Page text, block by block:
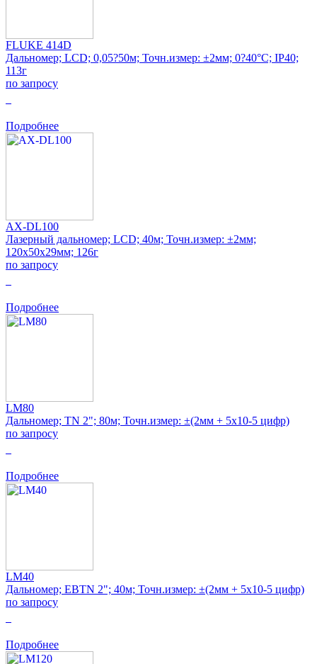
FLUKE 414D
Дальномер; LCD; 0,05?50м; Точн.измер: ±2мм; 0?40°C; IP40;
113г
по запросу
Подробнее
AX-DL100
Лазерный дальномер; LCD; 40м; Точн.измер: ±2мм;
120x50x29мм; 126г
по запросу
Подробнее
LM80
Дальномер; TN 2"; 80м; Точн.измер: ±(2мм + 5x10-5 цифр)
по запросу
Подробнее
LM40
Дальномер; EBTN 2"; 40м; Точн.измер: ±(2мм + 5x10-5 цифр)
по запросу
Подробнее